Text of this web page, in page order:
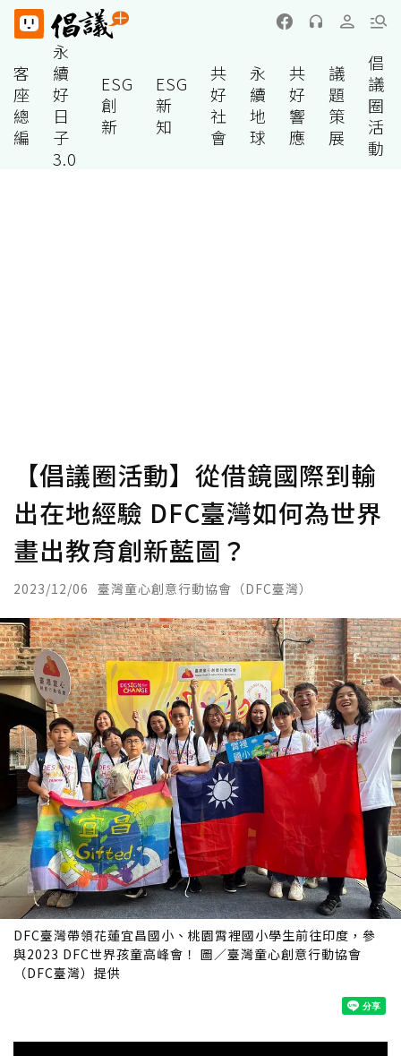
客
座
總
編
永
續
好
日
子
3.0
ESG
創
新
ESG
新
知
共
好
社
會
永
續
地
球
共
好
響
應
議
題
策
展
倡
議
圈
活
動
【倡議圈活動】從借鏡國際到輸
出在地經驗 DFC臺灣如何為世界
畫出教育創新藍圖？
2023/12/06 臺灣童心創意行動協會（DFC臺灣）
DFC臺灣帶領花蓮宜昌國小、桃園霄裡國小學生前往印度，參
與2023 DFC世界孩童高峰會！ 圖／臺灣童心創意行動協會
（DFC臺灣）提供